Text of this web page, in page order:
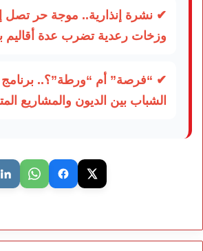
وزخات رعدية تضرب عدة أقاليم
✔ “فرصة” أم “ورطة”؟..
الشباب بين الديون والمشاريع